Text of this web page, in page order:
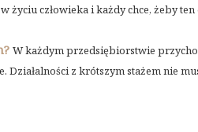
życiu człowieka i każdy chce, żeby ten
W każdym przedsiębiorstwie
z krótszym stażem nie